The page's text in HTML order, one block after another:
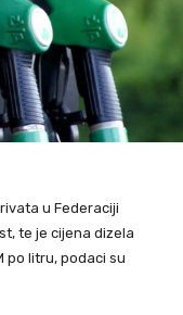
u Federaciji
te je cijena dizela
po litru, podaci su